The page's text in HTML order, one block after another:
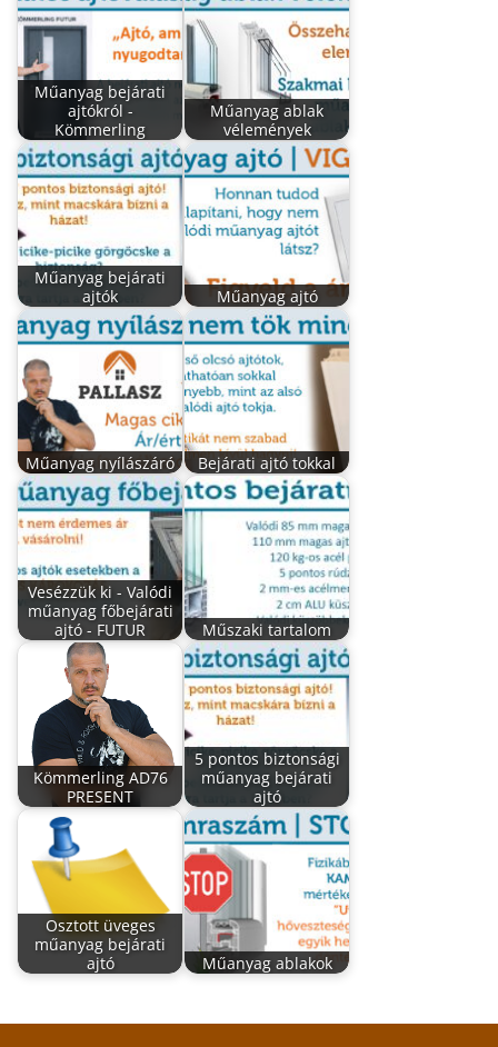
Műanyag bejárati
ajtókról -
Kömmerling
Műanyag ablak
vélemények
Műanyag bejárati
ajtók
Műanyag ajtó
Műanyag nyílászáró Bejárati ajtó tokkal
Vesézzük ki - Valódi
műanyag főbejárati
ajtó - FUTUR
Műszaki tartalom
Kömmerling AD76
PRESENT
5 pontos biztonsági
műanyag bejárati
ajtó
Osztott üveges
műanyag bejárati
ajtó
Műanyag ablakok